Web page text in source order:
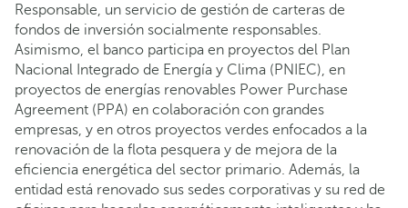
Responsable, un servicio de gestión de carteras de
fondos de inversión socialmente responsables.
Asimismo, el banco participa en proyectos del Plan
Nacional Integrado de Energía y Clima (PNIEC), en
proyectos de energías renovables Power Purchase
Agreement (PPA) en colaboración con grandes
empresas, y en otros proyectos verdes enfocados a la
renovación de la flota pesquera y de mejora de la
eficiencia energética del sector primario. Además, la
entidad está renovado sus sedes corporativas y su red de